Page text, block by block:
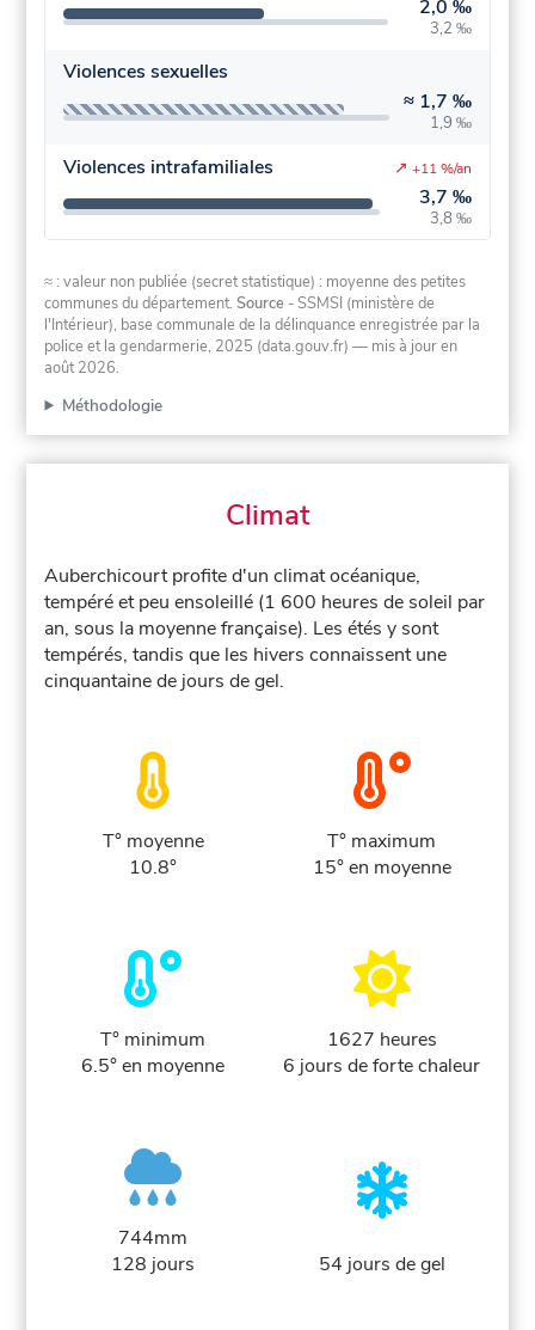
2,0 ‰
3,2 ‰
Violences sexuelles
≈ 1,7 ‰
1,9 ‰
Violences intrafamiliales
3,7 ‰
3,8 ‰
↗ +11 %/an
≈ : valeur non publiée (secret statistique) : moyenne des petites
communes du département.Source - SSMSI (ministère de
l'Intérieur), base communale de la délinquance enregistrée par la
police et la gendarmerie, 2025 (data.gouv.fr) — mis à jour en
août 2026.
Méthodologie
Climat
Auberchicourt profite d'un climat océanique,
tempéré et peu ensoleillé (1 600 heures de soleil par
an, sous la moyenne française). Les étés y sont
tempérés, tandis que les hivers connaissent une
cinquantaine de jours de gel.
T° moyenne
10.8°
T° maximum
15° en moyenne
T° minimum
6.5° en moyenne
1627 heures
6 jours de forte chaleur
744mm
128 jours
54 jours de gel